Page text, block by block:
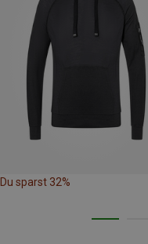
Du sparst 32%